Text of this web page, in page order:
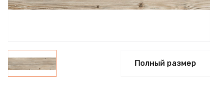
Полный размер